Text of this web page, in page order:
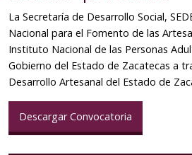
La Secretaría de Desarrollo Social,
Nacional para el Fomento de las
Instituto Nacional de las Personas
Gobierno del Estado de Zacatecas a
Desarrollo Artesanal del Estado de
Descargar Convocatoria